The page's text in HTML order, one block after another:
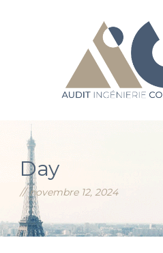
Day
novembre 12, 2024